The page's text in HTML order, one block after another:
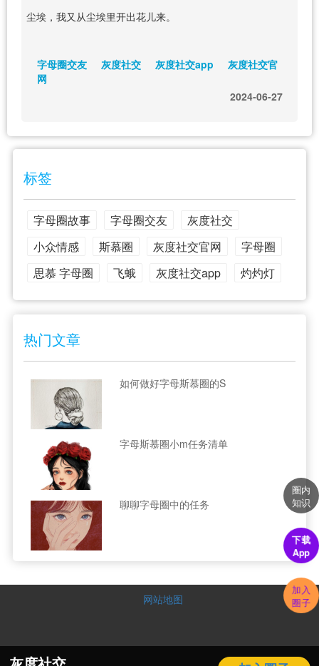
尘埃，我又从尘埃里开出花儿来。
字母圈交友 灰度社交 灰度社交app
灰度社交官
网
2024-06-27
标签
字母圈故事 字母圈交友
灰度社交
小众情感
斯慕圈 灰度社交官网
字母圈
思慕 字母圈
飞蛾 灰度社交app 灼灼灯
热门文章
如何做好字母斯慕圈的S
字母斯慕圈小m任务清单
聊聊字母圈中的任务
网站地图
圈内
知识
下载
App
加入
圈子